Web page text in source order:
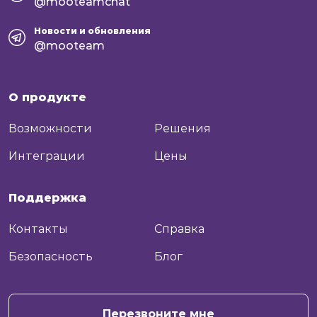
Новости и обновления
@mooteam
О продукте
Возможности Решения
Интеграции Цены
Поддержка
Контакты Справка
Безопасность Блог
+7
Перезвоните мне